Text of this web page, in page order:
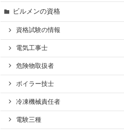
ビルメンの資格
資格試験の情報
電気工事士
危険物取扱者
ボイラー技士
冷凍機械責任者
電験三種